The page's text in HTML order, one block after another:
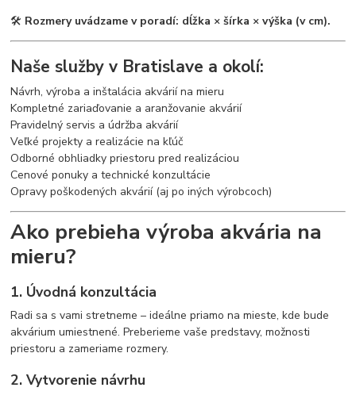
🛠 Rozmery uvádzame v poradí: dĺžka × šírka × výška (v cm).
Naše služby v Bratislave a okolí:
Návrh, výroba a inštalácia akvárií na mieru
Kompletné zariaďovanie a aranžovanie akvárií
Pravidelný servis a údržba akvárií
Veľké projekty a realizácie na kľúč
Odborné obhliadky priestoru pred realizáciou
Cenové ponuky a technické konzultácie
Opravy poškodených akvárií (aj po iných výrobcoch)
Ako prebieha výroba akvária na
mieru?
1. Úvodná konzultácia
Radi sa s vami stretneme – ideálne priamo na mieste, kde bude
akvárium umiestnené. Preberieme vaše predstavy, možnosti
priestoru a zameriame rozmery.
2. Vytvorenie návrhu